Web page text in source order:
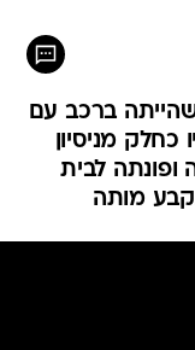
שהייתה ברכב עם
מניסיון
ופונתה לבית
מותה